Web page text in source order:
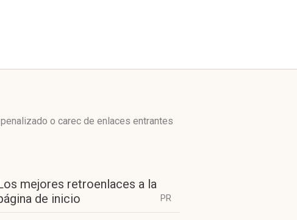
o carec de enlaces entrantes
mejores retroenlaces a la
de inicio
PR